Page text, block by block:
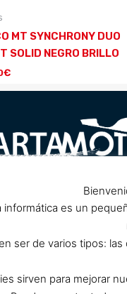
MT SYNCHRONY DUO
SOLID NEGRO BRILLO
€
Club de Cabos,
por reforma, solo
informática es un
ser de varios tipos:
sirven para mejorar